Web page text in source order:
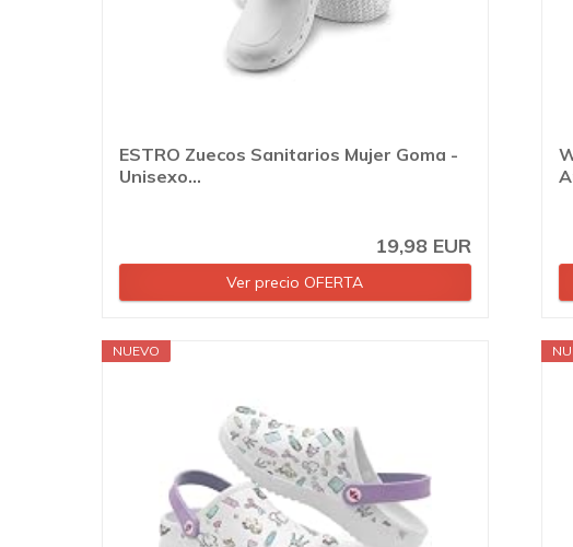
ESTRO Zuecos Sanitarios Mujer Goma -
Unisexo...
19,98 EUR
Ver precio OFERTA
NUEVO